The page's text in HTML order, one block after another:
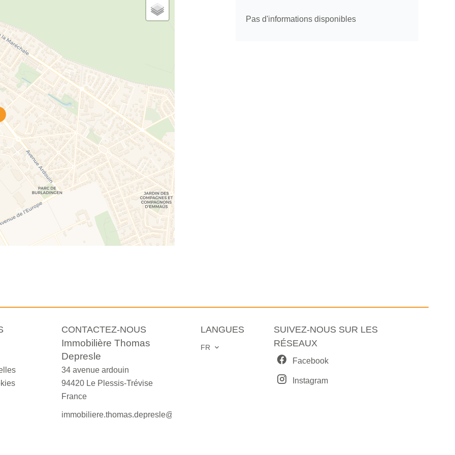
Pas d'informations disponibles
CONTACTEZ-NOUS
Immobilière Thomas
Depresle
34 avenue ardouin
94420Le Plessis-Trévise
France
immobiliere.thomas.depresle@orange.fr
LANGUES
FR
SUIVEZ-NOUS SUR LES
RÉSEAUX
Facebook
Instagram